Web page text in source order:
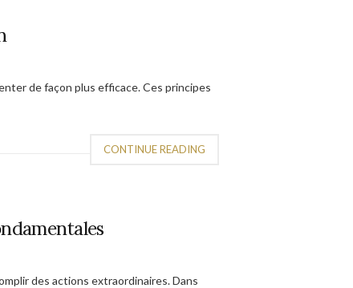
de façon plus efficace. Ces principes
CONTINUE READING
des actions extraordinaires. Dans